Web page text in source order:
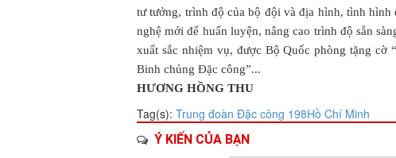
tư tưởng, trình độ của bộ đội và địa hình, tình
nghệ mới để huấn luyện, nâng cao trình độ sẵn
xuất sắc nhiệm vụ, được Bộ Quốc phòng tặng
Binh chủng Đặc công”...
HƯƠNG HỒNG THU
Tag(s): Trung đoàn Đặc công 198Hồ Chí Minh
Ý KIẾN CỦA BẠN